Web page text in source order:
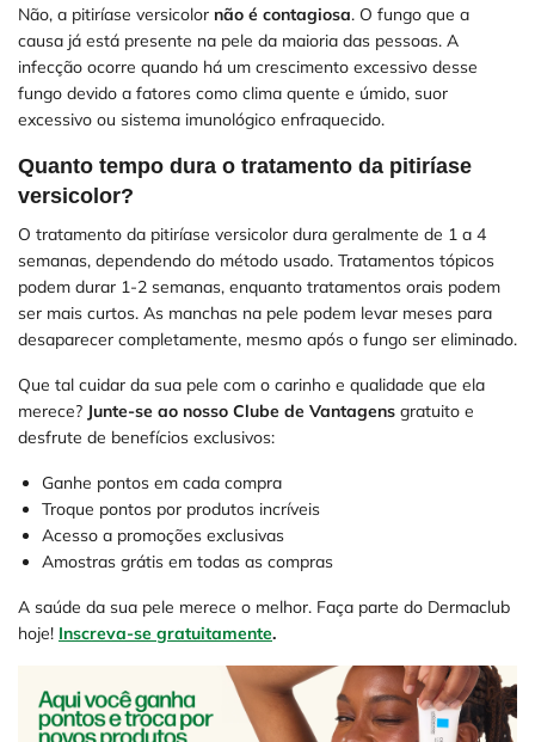
Não, a pitiríase versicolor não é contagiosa. O fungo que a
causa já está presente na pele da maioria das pessoas. A
infecção ocorre quando há um crescimento excessivo desse
fungo devido a fatores como clima quente e úmido, suor
excessivo ou sistema imunológico enfraquecido.
Quanto tempo dura o tratamento da pitiríase
versicolor?
O tratamento da pitiríase versicolor dura geralmente de 1 a 4
semanas, dependendo do método usado. Tratamentos tópicos
podem durar 1-2 semanas, enquanto tratamentos orais podem
ser mais curtos. As manchas na pele podem levar meses para
desaparecer completamente, mesmo após o fungo ser eliminado.
Que tal cuidar da sua pele com o carinho e qualidade que ela
merece? Junte-se ao nosso Clube de Vantagens gratuito e
desfrute de benefícios exclusivos:
Ganhe pontos em cada compra
Troque pontos por produtos incríveis
Acesso a promoções exclusivas
Amostras grátis em todas as compras
A saúde da sua pele merece o melhor. Faça parte do Dermaclub
hoje! Inscreva-se gratuitamente.